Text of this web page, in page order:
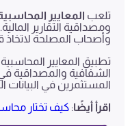
تلعب المعايير
ومصداقية التقارير
وأصحاب المصلحة لاتخاذ
تطبيق المعايير
الشفافية والمصداقية في
المستثمرين في البيانات
اقرأ أيضًا: كيف تختار